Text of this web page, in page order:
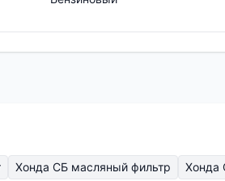
Хонда СБ масляный фильтр Хонда